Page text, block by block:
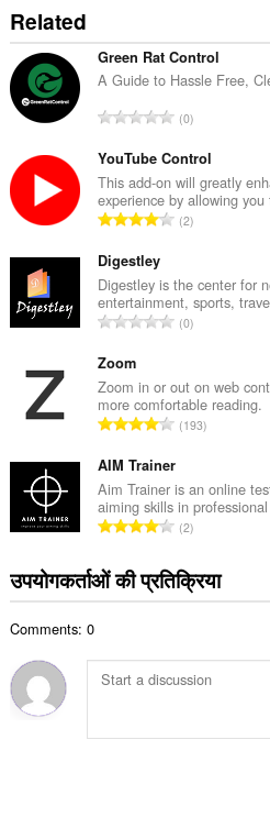
Related
Green Rat Control
A Guide to Hassle Free,
रे
ग
की
कु
ल
:
0
YouTube Control
This add-on will greatly
experience by allowing
रे
की
कु
ल
:
2
Digestley
Digestley is the center for
entertainment, sports,
रे
की
कु
ल
ख्या
:
0
Zoom
Zoom in or out on web
more comfortable reading.
रे
ग
की
कु
ल
ख्या
:
193
AIM Trainer
Aim Trainer is an online
aiming skills in
रे
ग
की
सं
ख्या
2
उपयोगकर्ताओं की प्रतिक्रिया
Comments: 0